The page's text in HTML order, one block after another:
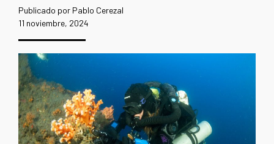
Publicado por Pablo Cerezal
11 noviembre, 2024